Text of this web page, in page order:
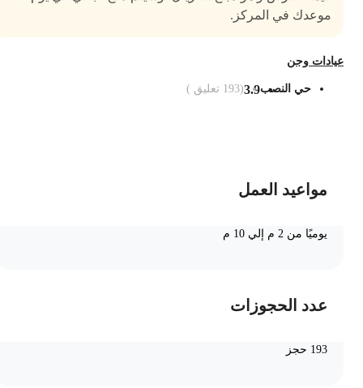
موعدك في المركز.
وجن
حي النصب3.9
(
193تعليق )
مواعيد العمل
يوميًا من 2 م إلي 10 م
عدد الحجوزات